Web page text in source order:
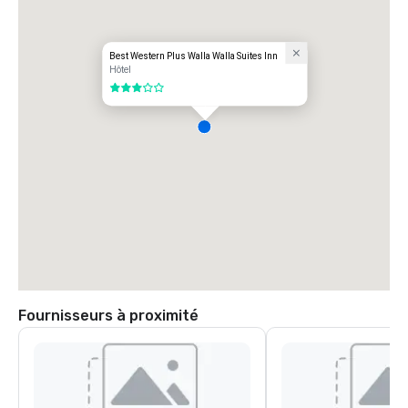
Best Western Plus Walla Walla Suites Inn
Hôtel
3 sur 5
Fournisseurs à proximité